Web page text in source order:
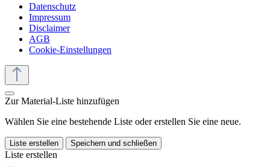
Datenschutz
Impressum
Disclaimer
AGB
Cookie-Einstellungen
Zur Material-Liste hinzufügen
Wählen Sie eine bestehende Liste oder erstellen Sie eine neue.
Liste erstellen Speichern und schließen
Liste erstellen